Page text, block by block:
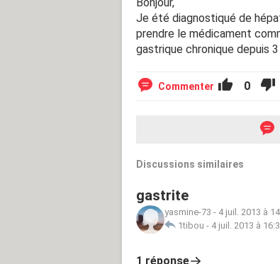
Je été diagnostiqué de
prendre le médicament
gastrique chronique depuis
Commenter 0
Discussions similaires
gastrite
yasmine-73 - 4 juil. 2013 à
1tibou - 4 juil. 2013 à
1 réponse